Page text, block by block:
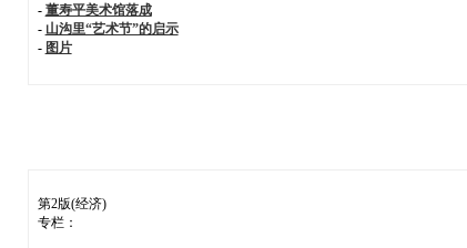
- 董寿平美术馆落成
- 山沟里“艺术节”的启示
- 图片
第2版(经济)
专栏：